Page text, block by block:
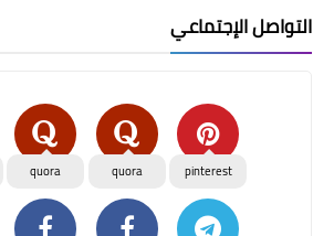
التواصل الإجتماعي
pinterest
quora
quora